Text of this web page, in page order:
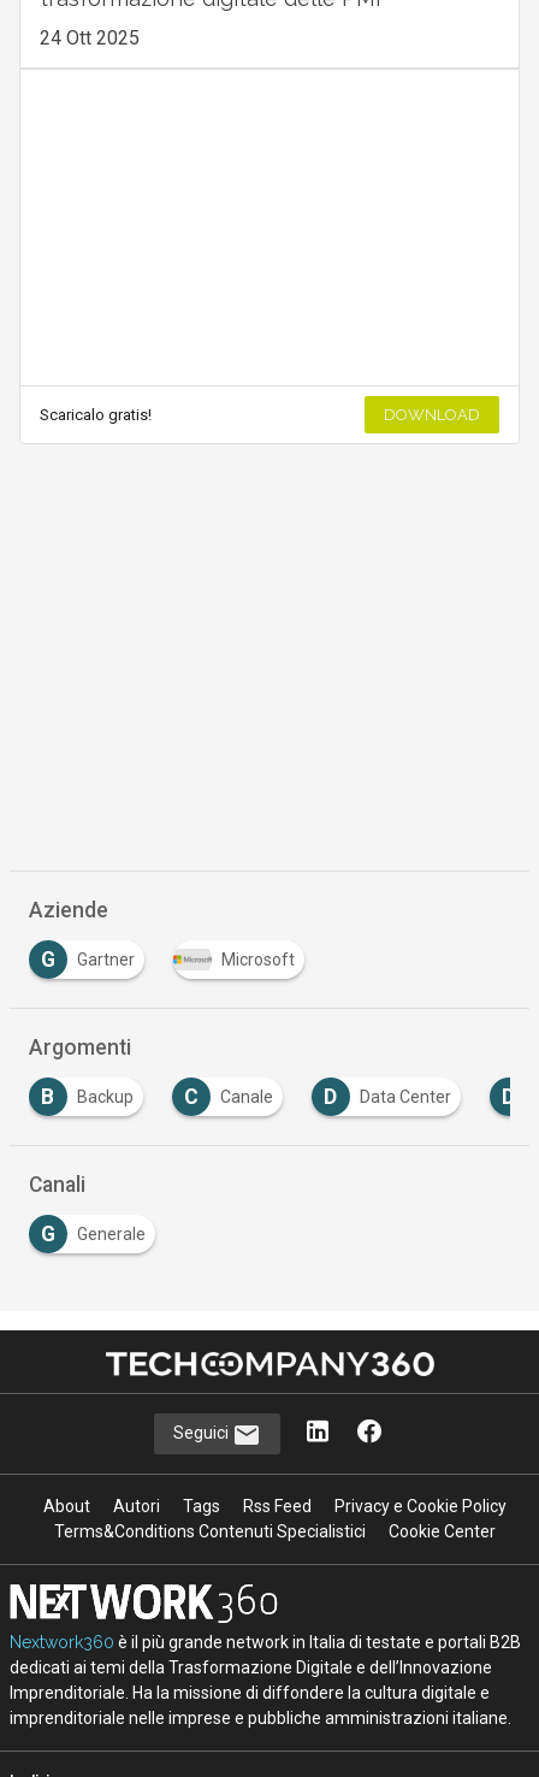
24 Ott 2025
Scaricalo gratis! DOWNLOAD
Aziende
G Gartner Microsoft
Argomenti
Backup C Canale D Data Center D
Canali
G Generale
Seguici
About Autori Tags Rss Feed
Privacy e Cookie Policy
Terms&Conditions Contenuti Specialistici
Cookie Center
Nextwork360 è il più grande network in Italia di testate e portali B2B
dedicati ai temi della Trasformazione Digitale e dell’Innovazione
Imprenditoriale. Ha la missione di diffondere la cultura digitale e
imprenditoriale nelle imprese e pubbliche amministrazioni italiane.